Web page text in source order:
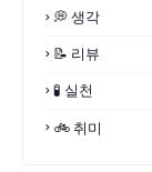
💭 생각
📝 리뷰
🧪 실천
🚲 취미